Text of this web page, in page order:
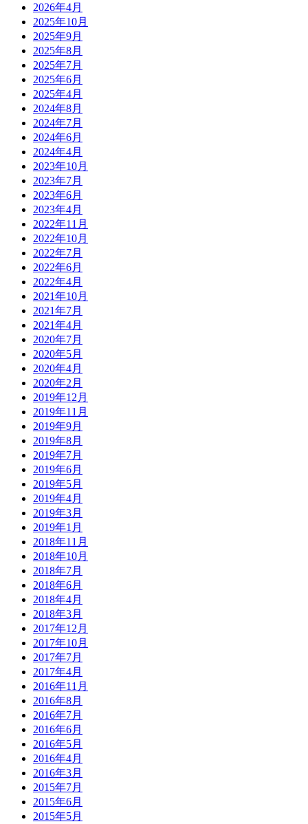
2026年4月
2025年10月
2025年9月
2025年8月
2025年7月
2025年6月
2025年4月
2024年8月
2024年7月
2024年6月
2024年4月
2023年10月
2023年7月
2023年6月
2023年4月
2022年11月
2022年10月
2022年7月
2022年6月
2022年4月
2021年10月
2021年7月
2021年4月
2020年7月
2020年5月
2020年4月
2020年2月
2019年12月
2019年11月
2019年9月
2019年8月
2019年7月
2019年6月
2019年5月
2019年4月
2019年3月
2019年1月
2018年11月
2018年10月
2018年7月
2018年6月
2018年4月
2018年3月
2017年12月
2017年10月
2017年7月
2017年4月
2016年11月
2016年8月
2016年7月
2016年6月
2016年5月
2016年4月
2016年3月
2015年7月
2015年6月
2015年5月